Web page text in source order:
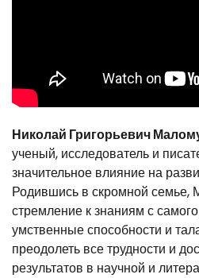
Николай Григорьевич
ученый, исследователь и
значительное влияние на
Родившись в скромной семье,
стремление к знаниям с
умственные способности и
преодолеть все трудности и
результатов в научной и